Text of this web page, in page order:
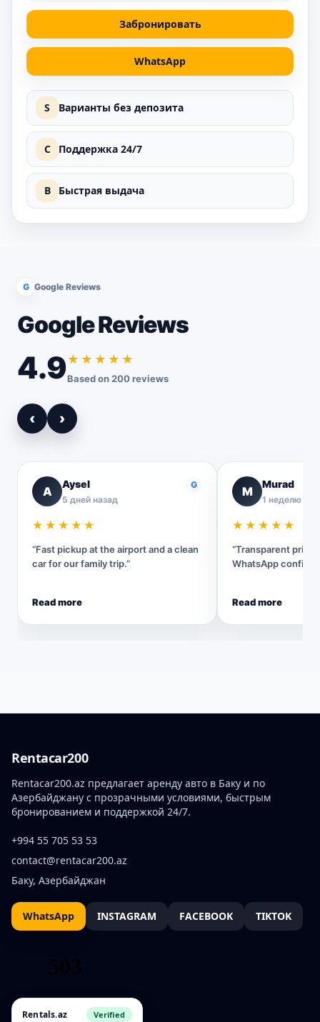
Забронировать
WhatsApp
S Варианты без депозита
C Поддержка 24/7
B Быстрая выдача
G Google Reviews
Google Reviews
4.9★★★★★
Based on 200 reviews
‹ ›
A
Aysel
5 дней назад
G
★★★★★
“Fast pickup at the airport and a clean
car for our family trip.”
Read more
M
Murad
1 неделю
★★★★★
“Transparent
WhatsApp
Read more
Rentacar200
Rentacar200.az предлагает аренду авто в Баку и по
Азербайджану с прозрачными условиями, быстрым
бронированием и поддержкой 24/7.
+994 55 705 53 53
contact@rentacar200.az
Баку, Азербайджан
WhatsApp INSTAGRAM FACEBOOK TIKTOK
Rentals.az Verified